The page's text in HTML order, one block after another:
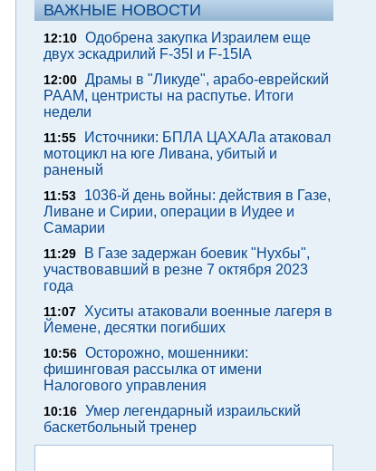
ВАЖНЫЕ НОВОСТИ
12:10 Одобрена закупка Израилем еще
двух эскадрилий F-35I и F-15IA
12:00 Драмы в "Ликуде", арабо-еврейский
РААМ, центристы на распутье. Итоги
недели
11:55
Источники: БПЛА ЦАХАЛа атаковал
мотоцикл на юге Ливана, убитый и
раненый
11:53
1036-й день войны: действия в Газе,
Ливане и Сирии, операции в Иудее и
Самарии
11:29
В Газе задержан боевик "Нухбы",
участвовавший в резне 7 октября 2023
года
11:07
Хуситы атаковали военные лагеря в
Йемене, десятки погибших
10:56 Осторожно, мошенники:
фишинговая рассылка от имени
Налогового управления
10:16 Умер легендарный израильский
баскетбольный тренер